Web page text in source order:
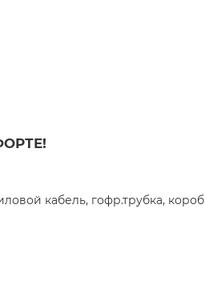
кабель, гофр.трубка,